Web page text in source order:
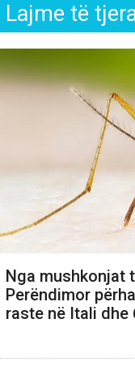
Lajme të
Nga mushkonjat
Perëndimor
raste në Itali dhe